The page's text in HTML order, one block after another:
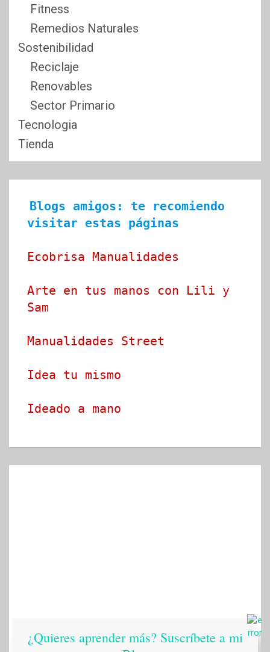
Fitness
Remedios Naturales
Sostenibilidad
Reciclaje
Renovables
Sector Primario
Tecnologia
Tienda
Blogs amigos: te recomiendo
visitar estas páginas
Ecobrisa Manualidades
Arte en tus manos con Lili y
Sam
Manualidades Street
Idea tu mismo
Ideado a mano
¿Quieres aprender más? Suscríbete a mi